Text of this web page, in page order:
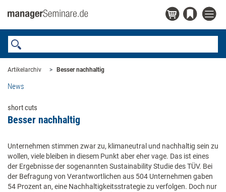
Artikelarchiv Besser nachhaltig
News
short cuts
Besser nachhaltig
Unternehmen stimmen zwar zu, klimaneutral und nachhaltig sein zu
wollen, viele bleiben in diesem Punkt aber eher vage. Das ist eines
der Ergebnisse der sogenannten Sustainability Studie des TÜV. Bei
der Befragung von Verantwortlichen aus 504 Unternehmen gaben
54 Prozent an, eine Nachhaltigkeitsstrategie zu verfolgen. Doch nur